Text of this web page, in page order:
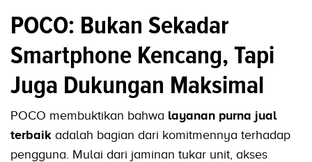
POCO: Bukan Sekadar
Smartphone Kencang, Tapi
Juga Dukungan Maksimal
POCO membuktikan bahwa layanan purna jual
terbaik adalah bagian dari komitmennya terhadap
pengguna. Mulai dari jaminan tukar unit, akses